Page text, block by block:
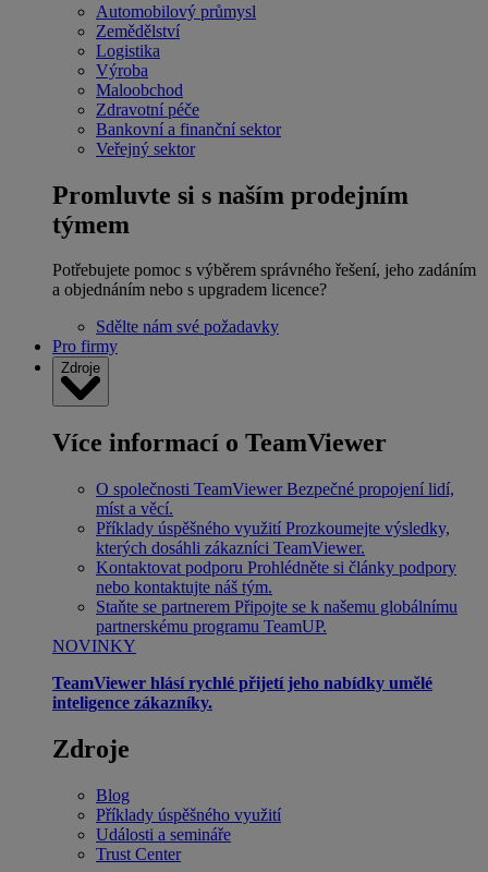
Automobilový průmysl
Zemědělství
Logistika
Výroba
Maloobchod
Zdravotní péče
Bankovní a finanční sektor
Veřejný sektor
Promluvte si s naším prodejním
týmem
Potřebujete pomoc s výběrem správného řešení, jeho zadáním
a objednáním nebo s upgradem licence?
Sdělte nám své požadavky
Pro firmy
Zdroje
Více informací o TeamViewer
O společnosti TeamViewer Bezpečné propojení lidí,
míst a věcí.
Příklady úspěšného využití Prozkoumejte výsledky,
kterých dosáhli zákazníci TeamViewer.
Kontaktovat podporu Prohlédněte si články podpory
nebo kontaktujte náš tým.
Staňte se partnerem Připojte se k našemu globálnímu
partnerskému programu TeamUP.
NOVINKY
TeamViewer hlásí rychlé přijetí jeho nabídky umělé
inteligence zákazníky.
Zdroje
Blog
Příklady úspěšného využití
Události a semináře
Trust Center